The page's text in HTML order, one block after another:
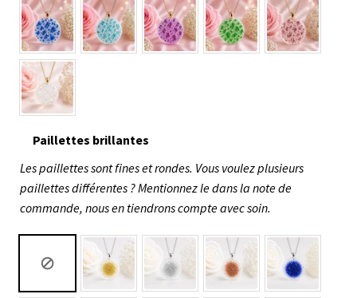
Paillettes brillantes
Les paillettes sont fines et rondes. Vous voulez plusieurs
paillettes différentes ? Mentionnez le dans la note de
commande, nous en tiendrons compte avec soin.